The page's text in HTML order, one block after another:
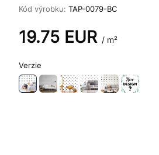
Kód výrobku: TAP-0079-BC
19.75 EUR / m²
Verzie